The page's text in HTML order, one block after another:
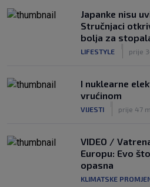
Japanke nisu
Stručnjaci
bolja za
LIFESTYLE prije
I nuklearne
vrućinom
VIJESTI prije 47
VIDEO /
Europu: Evo
opasna
KLIMATSKE